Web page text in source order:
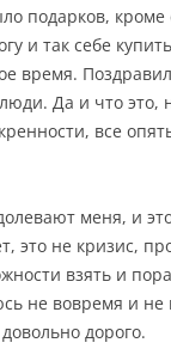
подарков, кроме
и так себе
время.
Да и что это,
все
меня, и
это не кризис,
взять и
не вовремя и не
дорого.